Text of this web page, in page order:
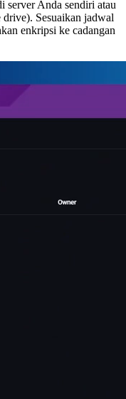
server Anda sendiri atau
Sesuaikan jadwal
enkripsi ke cadangan